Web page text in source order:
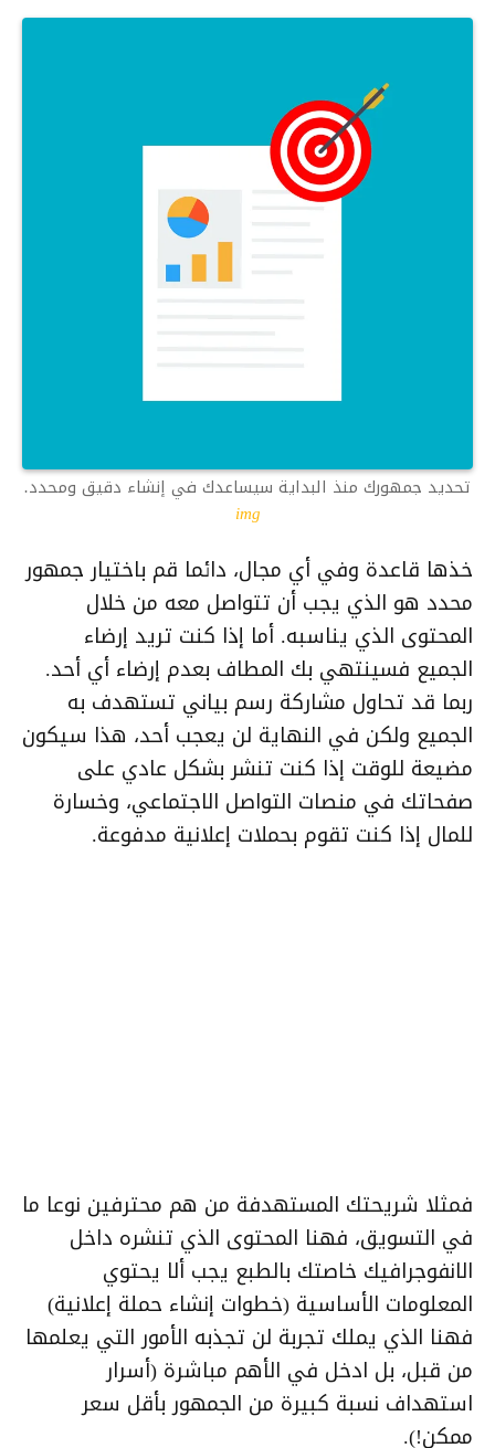
تحديد جمهورك منذ البداية سيساعدك في إنشاء دقيق ومحدد.
img
خذها قاعدة وفي أي مجال، دائما قم باختيار جمهور
محدد هو الذي يجب أن تتواصل معه من خلال
المحتوى الذي يناسبه. أما إذا كنت تريد إرضاء
الجميع فسينتهي بك المطاف بعدم إرضاء أي أحد.
ربما قد تحاول مشاركة رسم بياني تستهدف به
الجميع ولكن في النهاية لن يعجب أحد، هذا سيكون
مضيعة للوقت إذا كنت تنشر بشكل عادي على
صفحاتك في منصات التواصل الاجتماعي، وخسارة
للمال إذا كنت تقوم بحملات إعلانية مدفوعة.
فمثلا شريحتك المستهدفة من هم محترفين نوعا ما
في التسويق، فهنا المحتوى الذي تنشره داخل
الانفوجرافيك خاصتك بالطبع يجب ألا يحتوي
المعلومات الأساسية (خطوات إنشاء حملة إعلانية)
فهنا الذي يملك تجربة لن تجذبه الأمور التي يعلمها
من قبل، بل ادخل في الأهم مباشرة (أسرار
استهداف نسبة كبيرة من الجمهور بأقل سعر
ممكن!).